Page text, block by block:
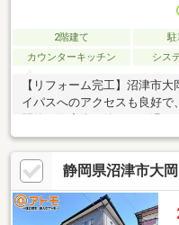
2階建て 駐
カウンターキッチン
シス
【リフォーム完工】沼津市
イパスへのアクセスも良好で
お待ちしております！
静岡県沼津市大